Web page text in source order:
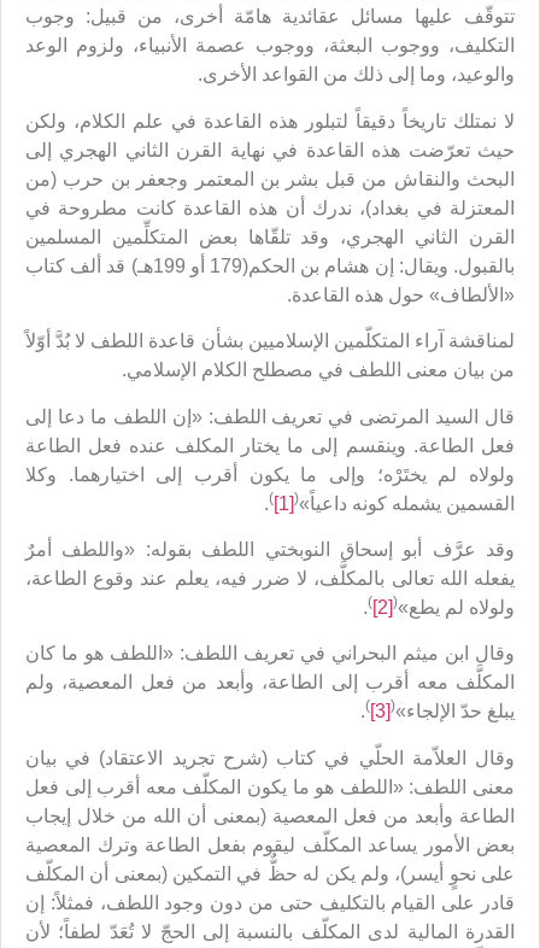
تتوقّف عليها مسائل عقائدية هامّة أخرى، من قبيل: وجوب
التكليف، ووجوب البعثة، ووجوب عصمة الأنبياء، ولزوم الوعد
والوعيد، وما إلى ذلك من القواعد الأخرى.
لا نمتلك تاريخاً دقيقاً لتبلور هذه القاعدة في علم الكلام، ولكن
حيث تعرّضت هذه القاعدة في نهاية القرن الثاني الهجري إلى
البحث والنقاش من قبل بشر بن المعتمر وجعفر بن حرب (من
المعتزلة في بغداد)، ندرك أن هذه القاعدة كانت مطروحة في
القرن الثاني الهجري، وقد تلقّاها بعض المتكلِّمين المسلمين
بالقبول. ويقال: إن هشام بن الحكم(179 أو 199هـ) قد ألف كتاب
«الألطاف» حول هذه القاعدة.
لمناقشة آراء المتكلّمين الإسلاميين بشأن قاعدة اللطف لا بُدَّ أوّلاً
من بيان معنى اللطف في مصطلح الكلام الإسلامي.
قال السيد المرتضى في تعريف اللطف: «إن اللطف ما دعا إلى
فعل الطاعة. وينقسم إلى ما يختار المكلف عنده فعل الطاعة
ولولاه لم يختَرْه؛ وإلى ما يكون أقرب إلى اختيارهما. وكلا
القسمين يشمله كونه داعياً»(
[1]
)
.
وقد عرَّف أبو إسحاق النوبختي اللطف بقوله: «واللطف أمرٌ
يفعله الله تعالى بالمكلَّف، لا ضرر فيه، يعلم عند وقوع الطاعة،
ولولاه لم يطع»(
[2]
)
.
وقال ابن ميثم البحراني في تعريف اللطف: «اللطف هو ما كان
المكلَّف معه أقرب إلى الطاعة، وأبعد من فعل المعصية، ولم
يبلغ حدّ الإلجاء»(
[3]
)
.
وقال العلاّمة الحلّي في كتاب (شرح تجريد الاعتقاد) في بيان
معنى اللطف: «اللطف هو ما يكون المكلّف معه أقرب إلى فعل
الطاعة وأبعد من فعل المعصية (بمعنى أن الله من خلال إيجاب
بعض الأمور يساعد المكلّف ليقوم بفعل الطاعة وترك المعصية
على نحوٍ أيسر)، ولم يكن له حظٌّ في التمكين (بمعنى أن المكلّف
قادر على القيام بالتكليف حتى من دون وجود اللطف، فمثلاً: إن
القدرة المالية لدى المكلّف بالنسبة إلى الحجّ لا تُعَدّ لطفاً؛ لأن